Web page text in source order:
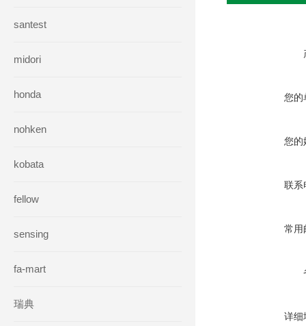
santest
midori
honda
nohken
kobata
fellow
sensing
fa-mart
瑞典
您的
您的
联系
常用
详细